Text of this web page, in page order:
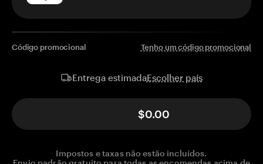
Código promocional Tenho um código promocional
Entrega estimadaEscolher país
$0.00
Impostos e taxas não estão incluídos.